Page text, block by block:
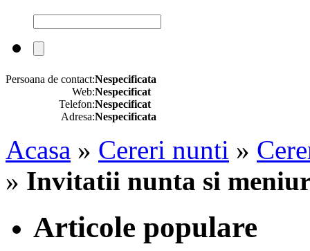
Persoana de contact:Nespecificata
Web:Nespecificat
Telefon:Nespecificat
Adresa:Nespecificata
Acasa » Cereri nunti »
» Invitatii nunta si
Articole populare